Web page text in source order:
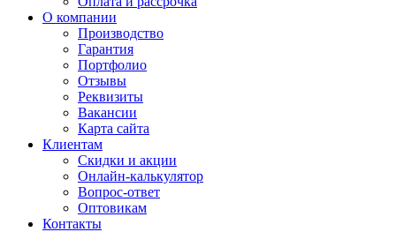
О компании
Производство
Гарантия
Портфолио
Отзывы
Реквизиты
Вакансии
Карта сайта
Клиентам
Скидки и акции
Онлайн-калькулятор
Вопрос-ответ
Оптовикам
Контакты